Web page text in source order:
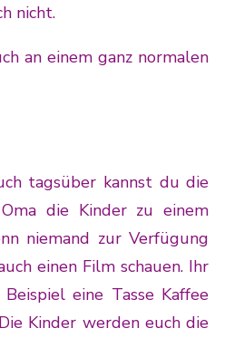
nicht.
an einem ganz normalen
tagsüber kannst du die
die Kinder zu einem
niemand zur Verfügung
einen Film schauen. Ihr
eine Tasse Kaffee
Kinder werden euch die